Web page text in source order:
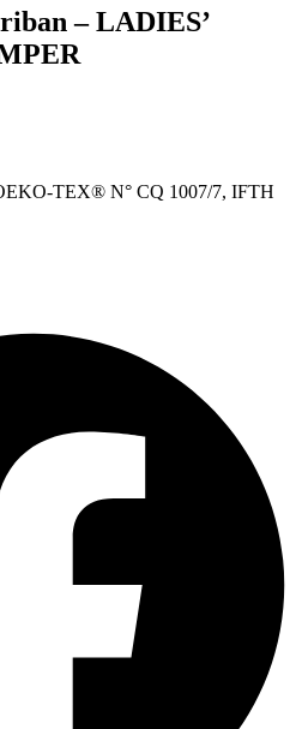
a
termékoldalon
választhatók
terméknek
több
variációja
választhatók
– LADIES’
TEX® N° CQ 1007/7, IFTH